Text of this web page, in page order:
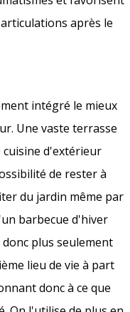
après le
intégré le mieux
Une vaste terrasse
d'extérieur
de rester à
du jardin même par
barbecue d'hiver
plus seulement
lieu de vie à part
donc à ce que